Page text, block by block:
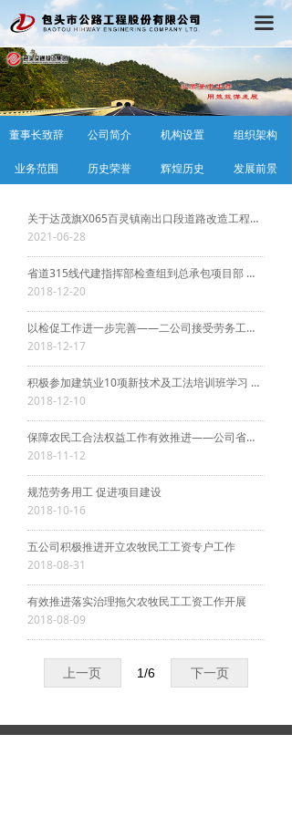
끀
首页
公司概况
党建工作
行政工作
工程动态
在线学习
关于达茂旗X065百灵镇南出口段道路改造工程项目 实行单一来源采购方式的公告
2021-06-28
省道315线代建指挥部检查组到总承包项目部 进行农牧民工工资支付情况专项检查
2018-12-20
以检促工作进一步完善——二公司接受劳务工资的检查
2018-12-17
积极参加建筑业10项新技术及工法培训班学习 有效提升工程技术人员业务水平
2018-12-10
保障农民工合法权益工作有效推进——公司省道315线二分部在施工一线为农民工办理工资卡
2018-11-12
规范劳务用工 促进项目建设
2018-10-16
五公司积极推进开立农牧民工工资专户工作
2018-08-31
有效推进落实治理拖欠农牧民工工资工作开展
2018-08-09
上一页 下一页
1/6
董事长致辞 公司简介 机构设置 组织架构
业务范围 历史荣誉 辉煌历史 发展前景